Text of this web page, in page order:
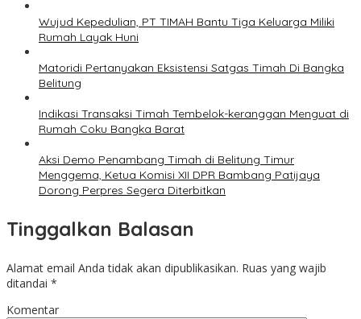
Wujud Kepedulian, PT TIMAH Bantu Tiga Keluarga Miliki
Rumah Layak Huni
Matoridi Pertanyakan Eksistensi Satgas Timah Di Bangka
Belitung
Indikasi Transaksi Timah Tembelok-keranggan Menguat di
Rumah Coku Bangka Barat
Aksi Demo Penambang Timah di Belitung Timur
Menggema, Ketua Komisi XII DPR Bambang Patijaya
Dorong Perpres Segera Diterbitkan
Tinggalkan Balasan
Alamat email Anda tidak akan dipublikasikan. Ruas yang wajib
ditandai *
Komentar